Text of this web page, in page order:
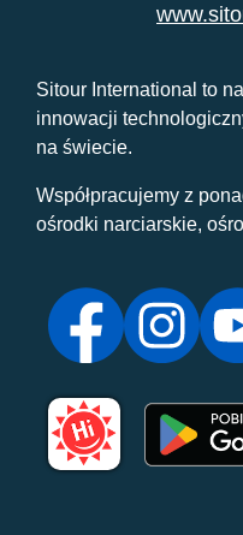
Sitour International to
innowacji
na świecie.
Współpracujemy z
ośrodki narciarskie,